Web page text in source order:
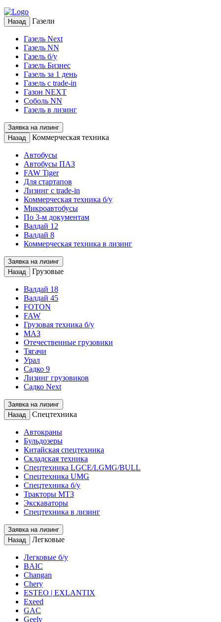
Назад Газели
Газель Next
Газель NN
Газель б/у
Газель Бизнес
Газель за 1 день
Газель с trade-in
Газон NEXT
Соболь NN
Газель в лизинг
Заявка на лизинг
Назад
Коммерческая техника
Автобусы
Автобусы ПАЗ
FAW Tiger
Для стартапов
Лизинг с trade-in
Коммерческая техника б/у
Микроавтобусы
По 3-м документам
Валдай 12
Валдай 8
Коммерческая техника в лизинг
Заявка на лизинг
Назад
Грузовые
Валдай 18
Валдай 45
FOTON
FAW
Грузовая техника б/у
МАЗ
Отечественные грузовики
Тягачи
Урал
Садко 9
Лизинг грузовиков
Садко Next
Заявка на лизинг
Назад
Спецтехника
Автокраны
Бульдозеры
Китайская спецтехника
Складская техника
Спецтехника LGCE/LGMG/BULL
Спецтехника UMG
Спецтехника б/у
Тракторы МТЗ
Экскаваторы
Спецтехника в лизинг
Заявка на лизинг
Назад
Легковые
Легковые б/у
BAIC
Changan
Chery
ESTEO | EXLANTIX
Exeed
GAC
Geely